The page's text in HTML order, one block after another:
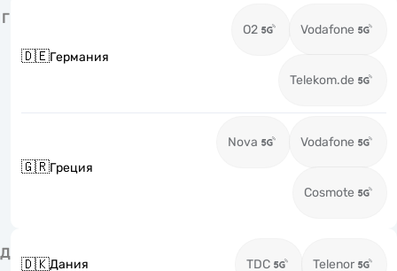
Г
🇩🇪Германия
O2 Vodafone
Telekom.de
🇬🇷Греция
Nova Vodafone
Cosmote
Д
🇩🇰Дания TDC Telenor